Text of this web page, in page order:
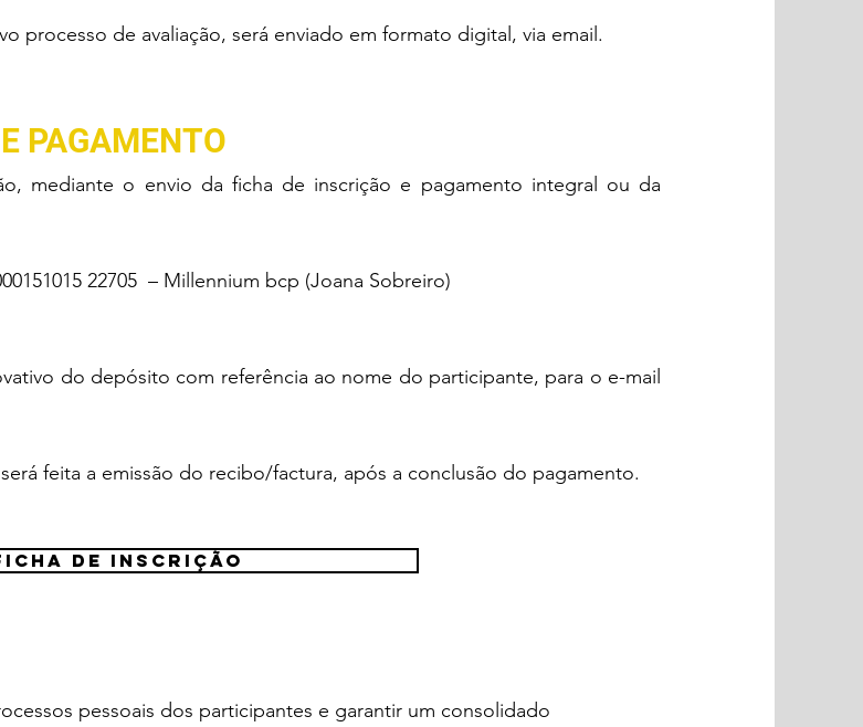
processo de avaliação, será enviado em formato digital, via email.
PAGAMENTO
mediante o envio da ficha de inscrição e pagamento integral ou da
22705 – Millennium bcp (Joana Sobreiro)
do depósito com referência ao nome do participante, para o e-mail
feita a emissão do recibo/factura, após a conclusão do pagamento.
DE INSCRIÇÃO
pessoais dos participantes e garantir um consolidado